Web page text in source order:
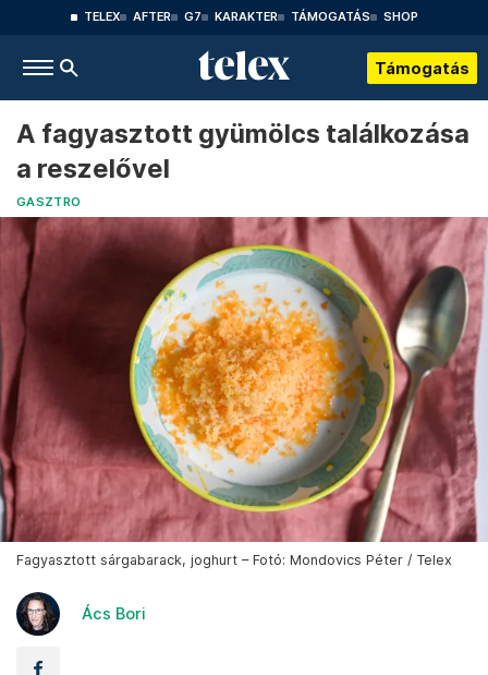
TELEX AFTER G7 KARAKTER TÁMOGATÁS SHOP
Támogatás
A fagyasztott gyümölcs találkozása
a reszelővel
GASZTRO
Fagyasztott sárgabarack, joghurt – Fotó: Mondovics Péter / Telex
Ács Bori